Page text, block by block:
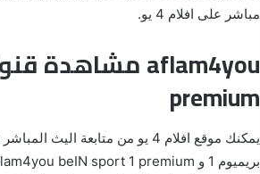
مباشر على افلام 4 يو.
premium